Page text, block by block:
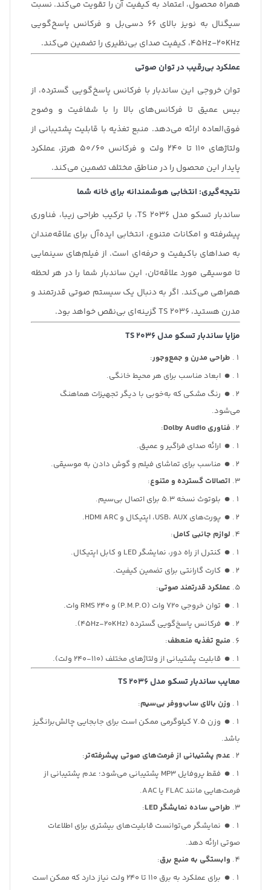
همراه محصول، اعتماد به کیفیت آن را تقویت می‌کند. نسبت
سیگنال به نویز بالای 66 دسی‌بل و فرکانس پاسخ‌گویی
45Hz-20KHz، کیفیت صدای بی‌نظیری را تضمین می‌کند.
عملکرد بی‌رقیب در توان صوتی
توان خروجی این ساندبار با فرکانس پاسخ‌گویی گسترده، از
بیس عمیق تا فرکانس‌های بالا را با شفافیت و وضوح
فوق‌العاده ارائه می‌دهد. منبع تغذیه با قابلیت پشتیبانی از
ولتاژهای 110 تا 240 ولت و فرکانس 50/60 هرتز، عملکرد
پایدار این محصول را در مناطق مختلف تضمین می‌کند.
نتیجه‌گیری: انتخابی هوشمندانه برای خانه شما
ساندبار تسکو مدل TS 2036، با ترکیب طراحی زیبا، فناوری
پیشرفته و امکانات متنوع، انتخابی ایده‌آل برای علاقه‌مندان
به صداهای باکیفیت و حرفه‌ای است. از فیلم‌های سینمایی
تا موسیقی مورد علاقه‌تان، این ساندبار شما را در هر لحظه
همراهی می‌کند. اگر به دنبال یک سیستم صوتی قدرتمند و
مدرن هستید، TS 2036 گزینه‌ای بی‌نقص خواهد بود.
مزایا ساندبار تسکو مدل TS 2036
طراحی مدرن و جمع‌وجور:
ابعاد مناسب برای هر محیط خانگی.
رنگ مشکی که به‌خوبی با دیگر تجهیزات هماهنگ
می‌شود.
فناوری Dolby Audio
:
ارائه صدای فراگیر و عمیق.
مناسب برای تماشای فیلم و گوش دادن به موسیقی.
اتصالات گسترده و متنوع:
بلوتوث نسخه 5.3 برای اتصال بی‌سیم.
پورت‌های USB، AUX، اپتیکال و HDMI ARC.
لوازم جانبی کامل:
کنترل از راه دور، نمایشگر LED و کابل اپتیکال.
کارت گارانتی برای تضمین کیفیت.
عملکرد قدرتمند صوتی:
توان خروجی 720 وات (P.M.P.O) و RMS 240 وات.
فرکانس پاسخ‌گویی گسترده (45Hz-20KHz).
منبع تغذیه منعطف:
قابلیت پشتیبانی از ولتاژهای مختلف (110-240 ولت).
معایب ساندبار تسکو مدل TS 2036
وزن بالای ساب‌ووفر بی‌سیم:
وزن 7.5 کیلوگرمی ممکن است برای جابجایی چالش‌برانگیز
باشد.
عدم پشتیبانی از فرمت‌های صوتی پیشرفته‌تر:
فقط پروفایل MP3 پشتیبانی می‌شود؛ عدم پشتیبانی از
فرمت‌هایی مانند FLAC یا AAC.
طراحی ساده نمایشگر LED
:
نمایشگر می‌توانست قابلیت‌های بیشتری برای اطلاعات
صوتی ارائه دهد.
وابستگی به منبع برق:
برای عملکرد به برق 110 تا 240 ولت نیاز دارد که ممکن است